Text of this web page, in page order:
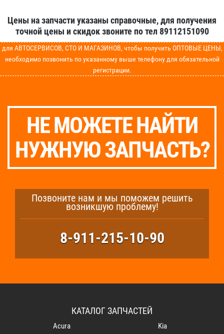
Цены на запчасти указаны справочные, для получения
точной цены и скидок звоните по тел 89112151090
для АВТОСЕРВИСОВ, СТО И МАГАЗИНОВ, чтобы получить ОПТОВЫЕ ЦЕНЫ,
необходимо позвонить по указанному выше телефону для обязательной
регистрации.
НЕ МОЖЕТЕ НАЙТИ
НУЖНУЮ ЗАПЧАСТЬ?
Позвоните нам и мы поможем решить
возникшую проблему!
8-911-215-10-90
КАТАЛОГ ЗАПЧАСТЕЙ
Acura
Kia